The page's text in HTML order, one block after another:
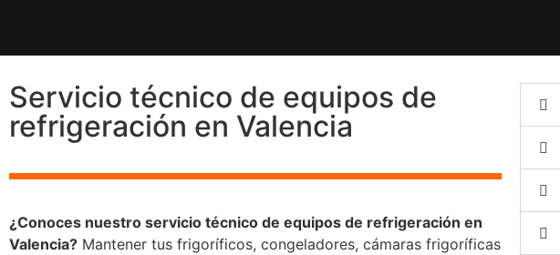
Servicio técnico de equipos de
refrigeración en Valencia
¿Conoces nuestro servicio técnico de equipos de refrigeración en
Valencia? Mantener tus frigoríficos, congeladores, cámaras frigoríficas